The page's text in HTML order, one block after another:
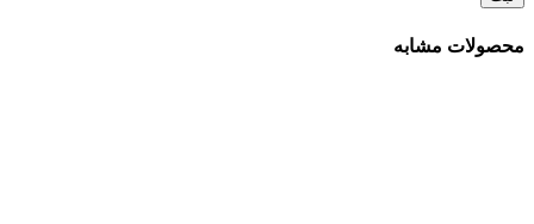
محصولات مشابه